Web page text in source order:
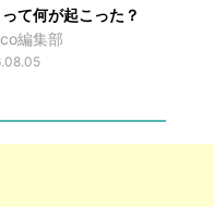
て何が起こった？
編集部